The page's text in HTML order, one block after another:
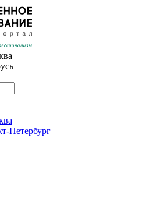
Петербург